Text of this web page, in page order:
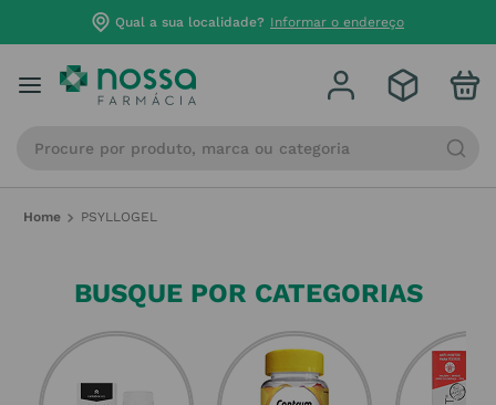
Qual a sua localidade? Informar o endereço
PSYLLOGEL
BUSQUE POR CATEGORIAS